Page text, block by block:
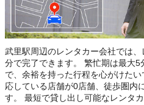
武里駅周辺のレンタカー会社では
分で完了できます。 繁忙期は最大
で、余裕を持った行程を心がけた
応している店舗が0店舗、徒歩圏内
す。 最短で貸し出し可能なレンタ